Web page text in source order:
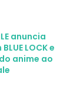
anuncia
LOCK e
anime ao